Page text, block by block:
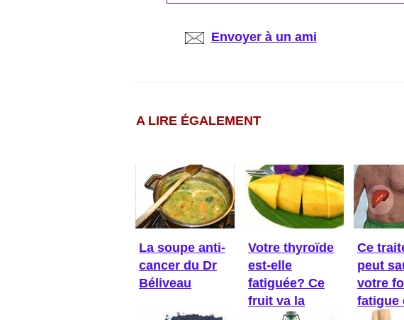
Envoyer à un ami
A LIRE ÉGALEMENT
La soupe anti-
cancer du Dr
Béliveau
Votre thyroïde
est-elle
fatiguée? Ce
fruit va la
Ce
peut
votre
fatigue